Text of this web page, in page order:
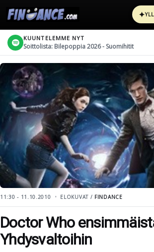
✦
KUUNTELEMME NYT
Soittolista: Bilepoppia 2026 - Suomihitit
11:30 - 11.10.2010 ELOKUVAT / FINDANCE
Doctor Who
Yhdysvaltoihin